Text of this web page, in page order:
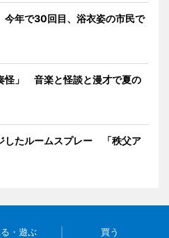
年で30回目、浴衣姿の市民で
怪」 音楽と怪談と漫才で夏の
したルームスプレー 「秩父ア
・遊ぶ 買う